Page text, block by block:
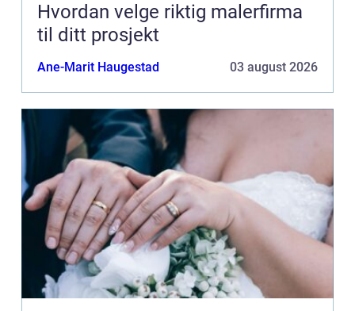
Hvordan velge riktig malerfirma
til ditt prosjekt
Ane-Marit Haugestad 03 august 2026